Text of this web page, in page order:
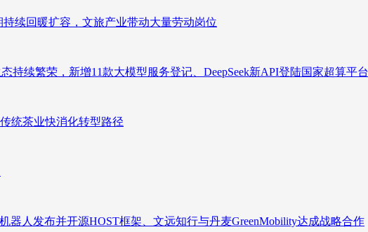
续回暖扩容，文旅产业带动大量劳动岗位
续繁荣，新增11款大模型服务登记、DeepSeek新API登陆国家超算平台
统茶业快消化转型路径
器人发布并开源HOST框架、文远知行与丹麦GreenMobility达成战略合作